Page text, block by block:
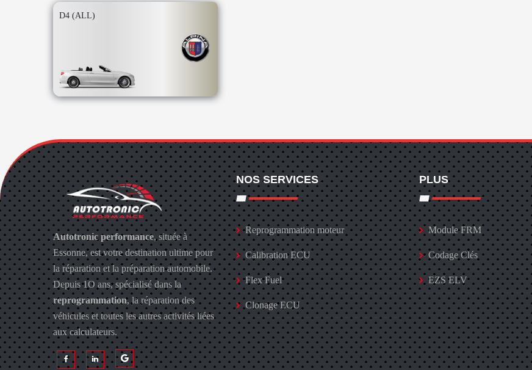
D4 (ALL)
Autotronic performance, située à
Essonne, est votre destination ultime pour
la réparation et la préparation automobile.
Depuis 1O ans, spécialisé dans la
reprogrammation, la réparation des
véhicules et toutes les autres activités liées
aux calculateurs.
NOS SERVICES
Reprogrammation moteur
Calibration ECU
Flex Fuel
Clonage ECU
PLUS
Module FRM
Codage Clés
EZS ELV